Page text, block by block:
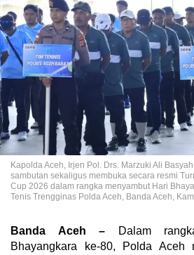
Kapolda Aceh, Irjen Pol. Drs. Marzuki Ali
sambutan sekaligus membuka secara resmi
Cup 2026 dalam rangka menyambut Hari
Tenis Trengginas Polda Aceh, Banda Aceh,
Banda Aceh – Dalam
Bhayangkara ke-80, Polda Aceh